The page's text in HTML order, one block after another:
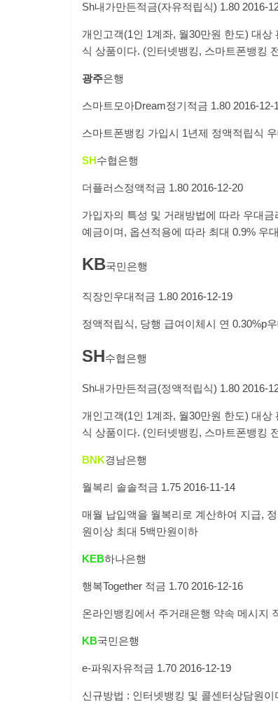
Sh내가만든적금(자유적립식) 1.80 2016-
개인고객(1인 1계좌, 월30만원 한도) 대상
식 상품이다. (인터넷뱅킹, 스마트폰뱅킹
광주은행
스마트모아Dream정기적금 1.80 2016-12-
스마트폰뱅킹 가입시 1년제 정액적립식
SH수협은행
더플러스정액적금 1.80 2016-12-20
가입자의 특성 및 거래방법에 따라 우대
예금이며, 옵션적용에 따라 최대 0.9% 우
KB국민은행
직장인우대적금 1.80 2016-12-19
정액적립식, 당행 급여이체시 연 0.30%p
SH수협은행
Sh내가만든적금(정액적립식) 1.80 2016-
개인고객(1인 1계좌, 월30만원 한도) 대상
식 상품이다. (인터넷뱅킹, 스마트폰뱅킹
BNK경남은행
월복리 솔솔적금 1.75 2016-11-14
매월 납입액을 월복리로 계산하여 지급,
원이상 최대 5백만원이하
KEB하나은행
행복Together 적금 1.70 2016-12-16
온라인뱅킹에서 주거래은행 약속 메시지
KB국민은행
e-파워자유적금 1.70 2016-12-19
신규방법 : 인터넷뱅킹 및 콜센터상담원이